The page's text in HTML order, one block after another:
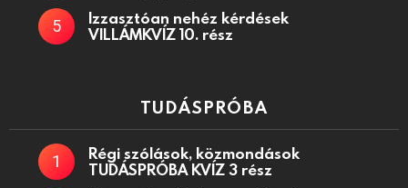
Izzasztóan nehéz kérdések
VILLÁMKVÍZ 10. rész
TUDÁSPRÓBA
Régi szólások, közmondások
TUDÁSPRÓBA KVÍZ 3 rész